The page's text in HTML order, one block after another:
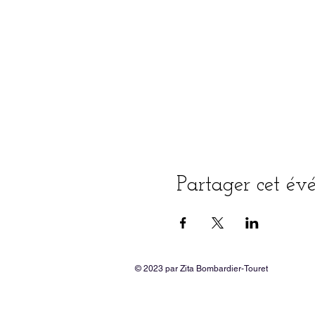
Partager cet
© 2023 par Zita Bombardier-Touret